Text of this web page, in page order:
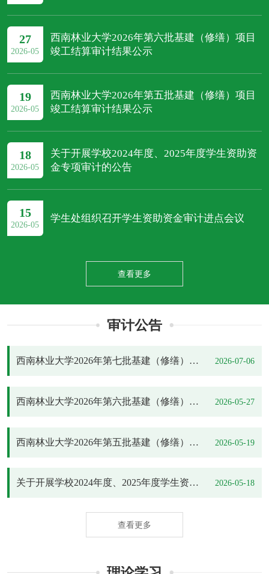
27
2026-05
西南林业大学2026年第六批基建（修缮）项目
竣工结算审计结果公示
19
2026-05
西南林业大学2026年第五批基建（修缮）项目
竣工结算审计结果公示
18
2026-05
关于开展学校2024年度、2025年度学生资助资
金专项审计的公告
15
2026-05
学生处组织召开学生资助资金审计进点会议
查看更多
审计公告
西南林业大学2026年第七批基建（修缮）项目竣工结算审计结果公示 2026-07-06
西南林业大学2026年第六批基建（修缮）项目竣工结算审计结果公示 2026-05-27
西南林业大学2026年第五批基建（修缮）项目竣工结算审计结果公示 2026-05-19
关于开展学校2024年度、2025年度学生资助资金专项审计的公告 2026-05-18
查看更多